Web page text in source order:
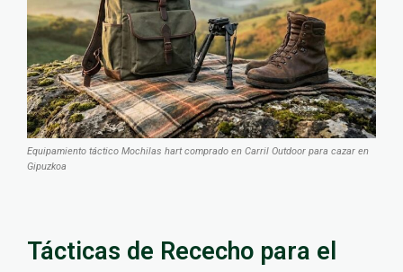
Equipamiento táctico Mochilas hart comprado en Carril Outdoor para cazar en
Gipuzkoa
Tácticas de Rececho para el